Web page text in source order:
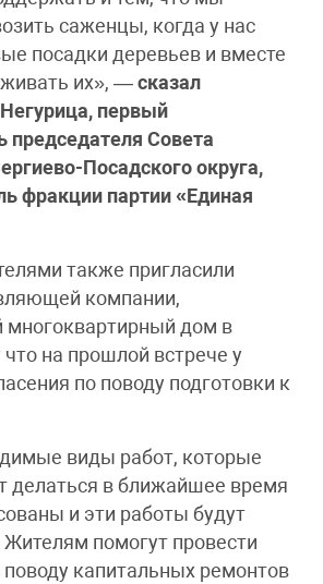
саженцы, когда у нас
посадки деревьев и вместе
их», —сказал
первый
председателя Совета
Посадского округа,
фракции партии «Единая
также пригласили
компании,
дом в
на прошлой встрече у
по поводу подготовки к
виды работ, которые
делаться в ближайшее время
и эти работы будут
помогут провести
поводу капитальных ремонтов